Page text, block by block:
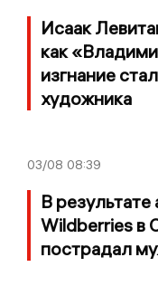
Исаак
как
изгнание
художника
03/08 08:39
В
Wildberries в
пострадал